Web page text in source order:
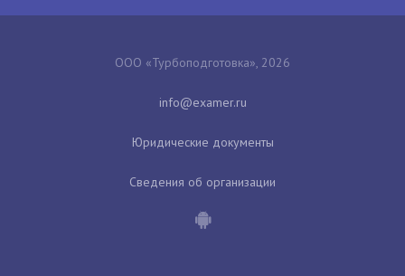
ООО «Турбоподготовка», 2026
Юридические документы
Сведения об организации